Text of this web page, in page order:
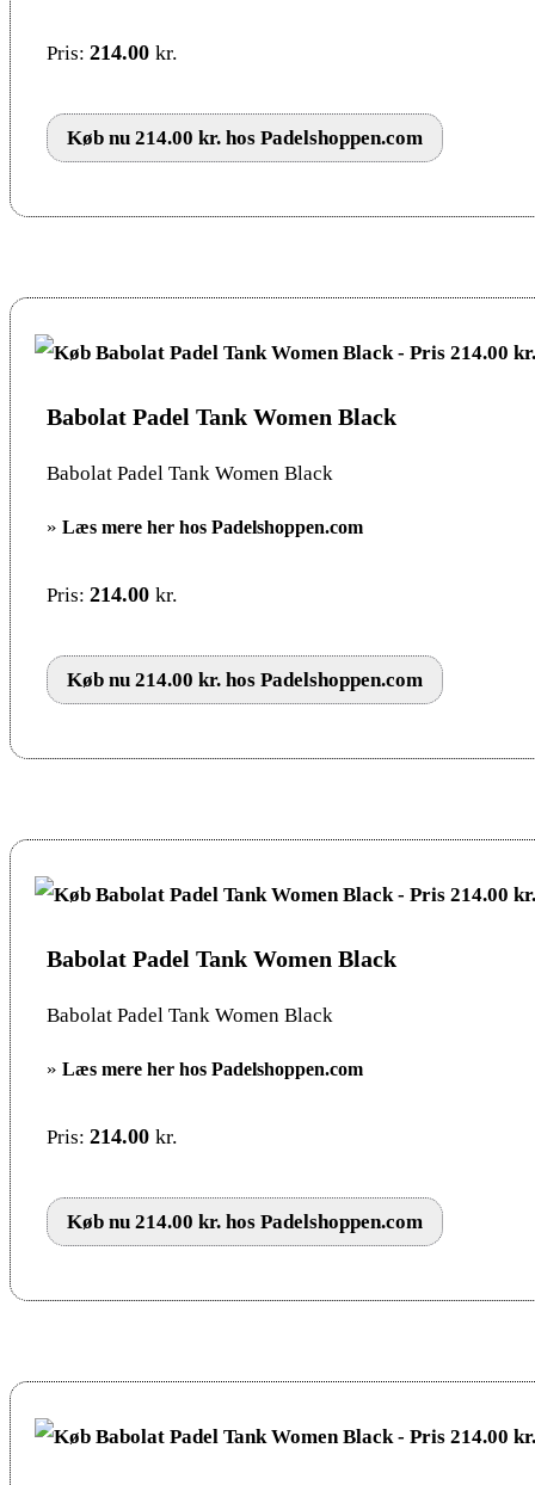
Pris: 214.00 kr.
Køb nu 214.00 kr. hos Padelshoppen.com
Babolat Padel Tank Women Black
Babolat Padel Tank Women Black
» Læs mere her hos Padelshoppen.com
Pris: 214.00 kr.
Køb nu 214.00 kr. hos Padelshoppen.com
Babolat Padel Tank Women Black
Babolat Padel Tank Women Black
» Læs mere her hos Padelshoppen.com
Pris: 214.00 kr.
Køb nu 214.00 kr. hos Padelshoppen.com